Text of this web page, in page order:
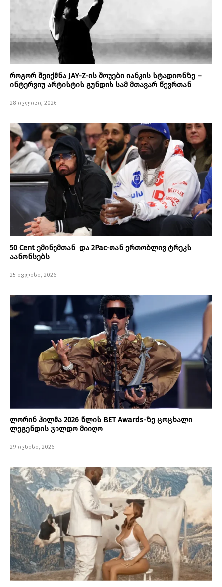
როგორ შეიქმნა JAY-Z-ის შოუები იანკის სტადიონზე –
ინტერვიუ არტისტის გუნდის სამ მთავარ წევრთან
28 ივლისი, 2026
50 Cent ემინემთან და 2Pac-თან ერთობლივ ტრეკს
აანონსებს
25 ივლისი, 2026
ლორინ ჰილმა 2026 წლის BET Awards-ზე ცოცხალი
ლეგენდის ჯილდო მიიღო
29 ივნისი, 2026